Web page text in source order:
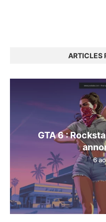
ARTICLES
GTA 6 :
6